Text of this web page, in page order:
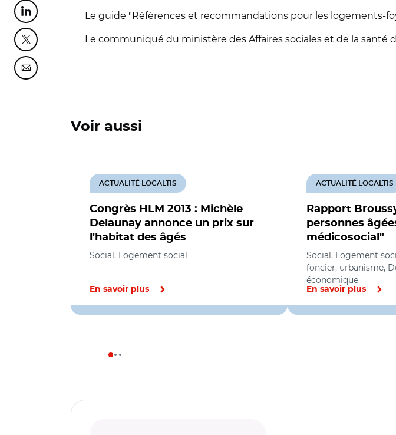
Partager cette page sur Linkedin
Partager cette page sur Twitter
Partager cette page sur Courriel
Le guide "Références et recommandations pour les logements-
Le communiqué du ministère des Affaires sociales et de la santé
Voir aussi
Congrès HLM 2013 : Michèle
Delaunay annonce un prix sur
l'habitat des âgés
ACTUALITÉ LOCALTIS
Social, Logement social
En savoir plus
Rapport
personnes
médicosocial"
ACTUALITÉ LOCALTIS
Social, Logement
foncier, urbanisme,
économique
En savoir plus